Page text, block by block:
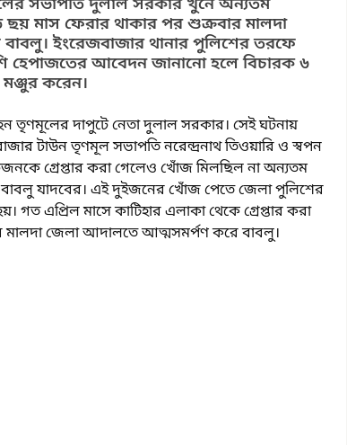
সভাপতি দুলাল সরকার খুনে অন্যতম
ছয় মাস ফেরার থাকার পর শুক্রবার মালদা
ইংরেজবাজার থানার পুলিশের তরফে
হেপাজতের আবেদন জানানো হলে বিচারক ৬
করেন।
তৃণমূলের দাপুটে নেতা দুলাল সরকার। সেই ঘটনায়
টাউন তৃণমূল সভাপতি নরেন্দ্রনাথ তিওয়ারি ও স্বপন
গ্রেপ্তার করা গেলেও খোঁজ মিলছিল না অন্যতম
যাদবের। এই দুইজনের খোঁজ পেতে জেলা পুলিশের
গত এপ্রিল মাসে কাটিহার এলাকা থেকে গ্রেপ্তার করা
জেলা আদালতে আত্মসমর্পণ করে বাবলু।